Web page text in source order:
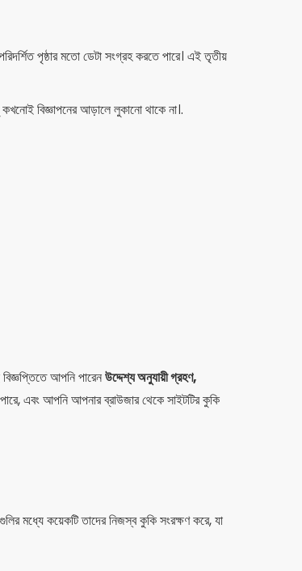
পৃষ্ঠার মতো ডেটা সংগ্রহ করতে পারে। এই তৃতীয়
কখনোই বিজ্ঞাপনের আড়ালে লুকানো থাকে না।.
আপনি পারেনউদ্দেশ্য অনুযায়ী গ্রহণ,
এবং আপনি আপনার ব্রাউজার থেকে সাইটটির কুকি
মধ্যে কয়েকটি তাদের নিজস্ব কুকি সংরক্ষণ করে, যা